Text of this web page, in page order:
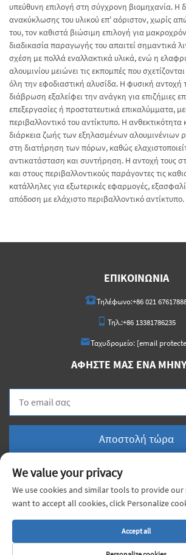
υπεύθυνη επιλογή στη σύγχρονη βιομηχανία. Η
ανακύκλωσης του υλικού επ' αόριστον, χωρίς
του, τον καθιστά βιώσιμη επιλογή για
διαδικασία παραγωγής του απαιτεί σημαντικά
σχέση με πολλά εναλλακτικά υλικά, ενώ η
αλουμινίου μειώνει τις εκπομπές που
όλη την εφοδιαστική αλυσίδα. Η φυσική αντοχή
διάβρωση εξαλείφει την ανάγκη για επιζήμιες
επεξεργασίες ή προστατευτικά επικαλύμματα,
περιβαλλοντικό του αντίκτυπο. Η ανθεκτικότητα
διάρκεια ζωής των εξηλασμένων
στη διατήρηση των πόρων, καθώς
αντικατάσταση και συντήρηση. Η αντοχή τους
και στους περιβαλλοντικούς παράγοντες τις
κατάλληλες για εξωτερικές εφαρμογές,
απόδοση με ελάχιστο περιβαλλοντικό αντίκτυπο.
ΕΠΙΚΟΙΝΩΝΊΑ
Τηλέφωνο:+86 021
Τηλ.:+86 13381786235
Ταχυδρομείο: [email
ΑΦΉΣΤΕ ΜΑΣ ΈΝΑ
Αποστολή τώρα
επιφύλαξη πάσης δικαιώματος. |
We value your privacy
We use cookies and similar tools to provide
want to accept all cookies, click Personalize
Accept all